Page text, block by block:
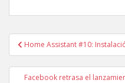
Navegación
de
entradas
Home Assistant #10:
Facebook retrasa el